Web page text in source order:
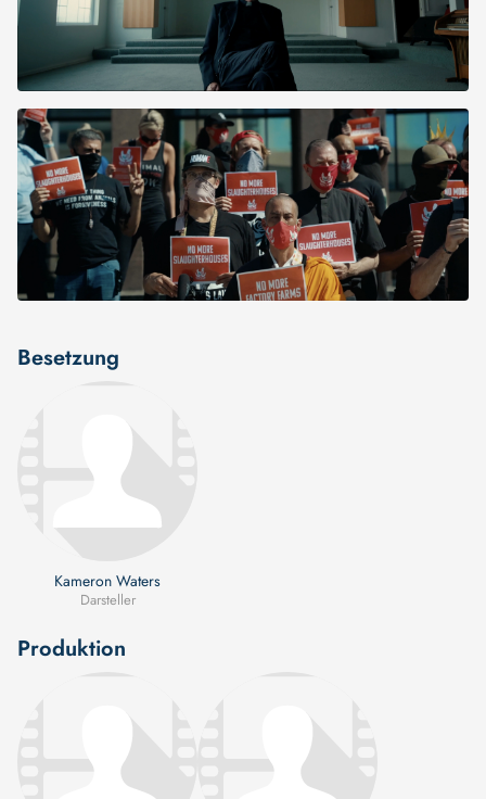
Besetzung
Kameron Waters
Darsteller
Produktion